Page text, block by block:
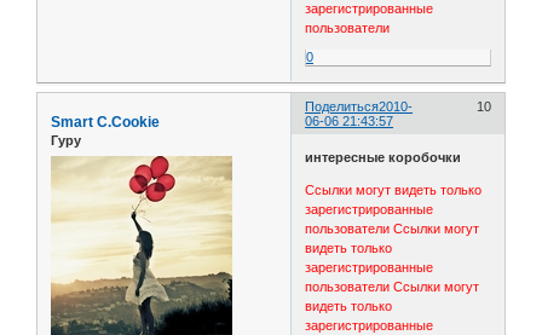
зарегистрированные
пользователи
0
Поделиться 10
2010-
06-06 21:43:57
Smart C.Cookie
Гуру
интересные коробочки
Ссылки могут видеть только
зарегистрированные
пользователи Ссылки могут
видеть только
зарегистрированные
пользователи Ссылки могут
видеть только
зарегистрированные